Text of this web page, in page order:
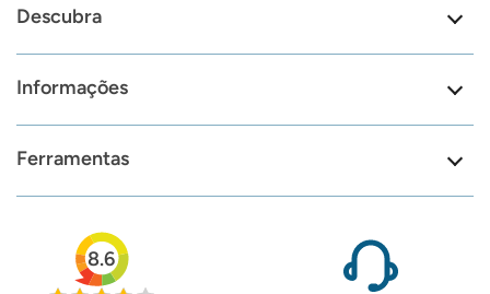
Descubra
Informações
Ferramentas
8.6